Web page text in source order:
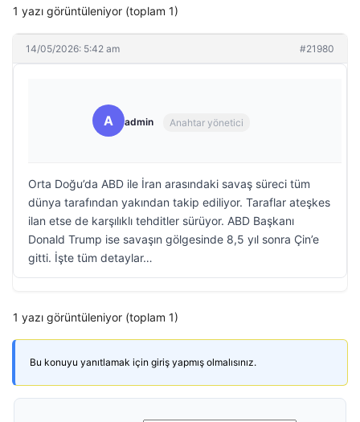
1 yazı görüntüleniyor (toplam 1)
14/05/2026: 5:42 am #21980
A admin Anahtar yönetici
Orta Doğu’da ABD ile İran arasındaki savaş süreci tüm
dünya tarafından yakından takip ediliyor. Taraflar ateşkes
ilan etse de karşılıklı tehditler sürüyor. ABD Başkanı
Donald Trump ise savaşın gölgesinde 8,5 yıl sonra Çin’e
gitti. İşte tüm detaylar…
1 yazı görüntüleniyor (toplam 1)
Bu konuyu yanıtlamak için giriş yapmış olmalısınız.